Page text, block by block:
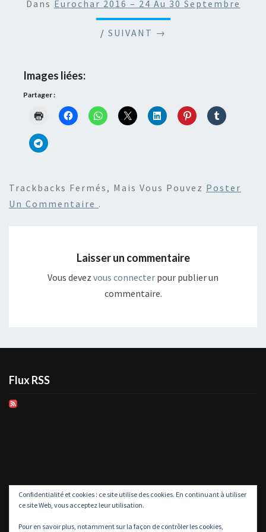
Dans Eurochar 2016 – 24 Au 30 Septembre
/ SUIVANT →
Images liées:
Partager :
Trackbacks Fermés, Mais Vous Pouvez Poster
Un Commentaire .
Laisser un commentaire
Vous devez vous connecter pour publier un
commentaire.
Flux RSS
Confidentialité et cookies : ce site utilise des cookies. En continuant à utiliser
ce site Web, vous acceptez leur utilisation.
Pour en savoir plus, notamment sur la façon de contrôler les cookies,